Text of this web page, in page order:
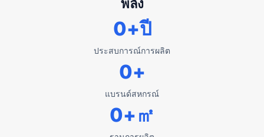
พลัง
ประสบการณ์การผลิต
0+ปี
แบรนด์สหกรณ์
0+
0+㎡